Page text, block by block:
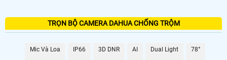
6.800.000 VNĐ Lắp Camera Chống Trộm Dahua PIR
📶 Lắp 1 Camera Wifi Ip Ebitcam
TRỌN BỘ CAMERA DAHUA CHỐNG TRỘM
Mic Và Loa IP66 3D DNR AI Dual Light 78°